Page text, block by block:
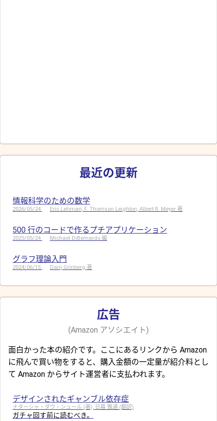
最近の更新
情報科学のための数学
2026/05/24 Eric Lehman, F. Thomson Leighton, Albert R. Meyer 著
500 行のコードで作るプチアプリケーション
2025/05/24 Michael DiBernardo 編
グラフ理論入門
2024/06/15 Darij Grinberg 著
広告
(Amazon アソシエイト)
面白かった本の紹介です。ここにあるリンクから Amazon
に飛んで買い物をすると、購入金額の一定量が紹介料とし
て Amazon からサイト運営者に支払われます。
デザインされたギャンブル依存症
ナターシャ・ダウ・シュール (著), 日暮 雅通 (翻訳)
ガチャ回す前に読むべき。